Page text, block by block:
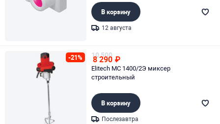
В корзину
12 августа
-21% 10 500
8 290 ₽
Elitech МС 1400/2Э миксер
строительный
В корзину
Послезавтра